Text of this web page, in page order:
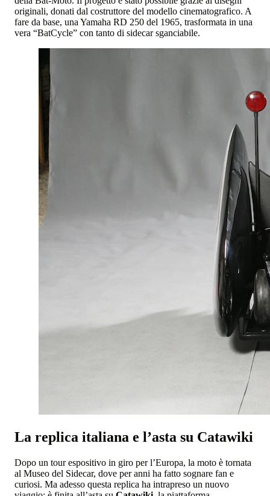
originali, donati dal costruttore del modello cinematografico. A
fare da base, una Yamaha RD 250 del 1965, trasformata in una
vera “BatCycle” con tanto di sidecar sganciabile.
La replica italiana e l’asta su Catawiki
Dopo un tour espositivo in giro per l’Europa, la moto è tornata
al Museo del Sidecar, dove per anni ha fatto sognare fan e
curiosi. Ma adesso questa replica ha intrapreso un nuovo